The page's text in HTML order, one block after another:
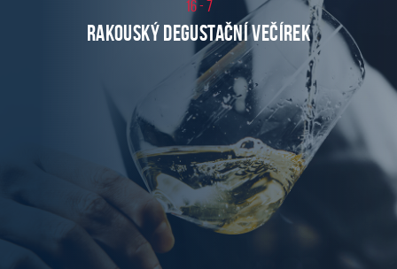
16 - 7
Rakouský degustační večírek